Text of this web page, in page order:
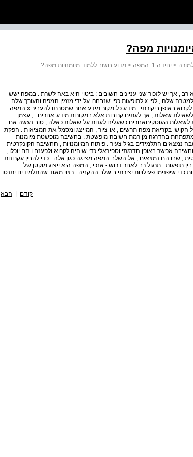
מפה?
> יחידה 1: המפה > מדוע חשוב ללמוד מיומנויות מפה?
רב , אך יש לזכור שני עניינים חשובים : ביטוי היא באה לשרת . במפה ישש
הדברים המפה נותנת מידע בהתאם למטרה שלה , לפי x לתופעות כפי שנבחרו על ידי מזמין המפה והעורך שלה .
מכאן אפשר להסיק שמפות , כמו , יש לקרוא באופן ביקורתי . מידע כל מקור מידע אחר שמטרתו להעביר x המפה
שאלות , אך לעתים קרובות אלא במקורות מידע אחרים . , עצמן
העוסקיםאחרים כשעלינו לענות על שאלות כאלה , טוב נעשה אם
הקושי בקריאת מפה תרשים , או ציור , המייצג ומסמל את המציאות . הפקת
מתפתחת בהדרגה מן רמת חשיבה מופשטת . בחשיבה מופשטת מיומנות
נמצאים התלמידים בגיל צעיר . פיתוח המיומנויות , החשיבה הקונקרטית
אפשר באופן הדרגתי וספיראלי כדי שיהיה לקרוא ולפענח ו הם יוכלו ,
, שבו הם נמצאים , אל השלב המפה מציגה כגון אלה : כדי להבין עקרונות
תופעות . תרגול רב לאחר דרוש - אנכי ; המפה היא ייצוג מוקטן של
שיפנימו פעילויות יצירתי ב שלב ההקניה . רצוי מאוד שהתלמידים יתנסו
קודם | הבא